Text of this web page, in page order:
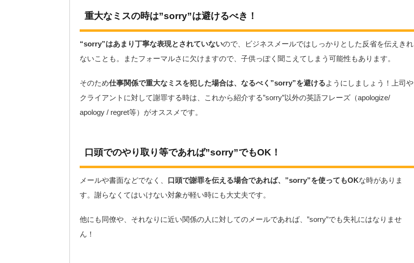
重大なミスの時は”sorry”は避けるべき！
“sorry”はあまり丁寧な表現とされていないので、ビジネスメールではしっかりとした反省を伝えきれ
ないことも。またフォーマルさに欠けますので、子供っぽく聞こえてしまう可能性もあります。
そのため仕事関係で重大なミスを犯した場合は、なるべく”sorry”を避けるようにしましょう！上司や
クライアントに対して謝罪する時は、これから紹介する”sorry”以外の英語フレーズ（apologize/
apology / regret等）がオススメです。
口頭でのやり取り等であれば”sorry”でもOK！
メールや書面などでなく、 口頭で謝罪を伝える場合であれば、”sorry”を使ってもOKな時がありま
す。謝らなくてはいけない対象が軽い時にも大丈夫です。
他にも同僚や、それなりに近い関係の人に対してのメールであれば、”sorry”でも失礼にはなりませ
ん！